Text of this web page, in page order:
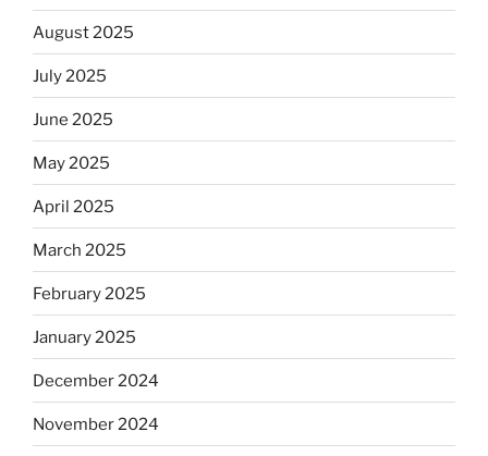
August 2025
July 2025
June 2025
May 2025
April 2025
March 2025
February 2025
January 2025
December 2024
November 2024